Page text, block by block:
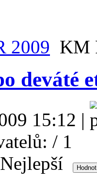
2009 KM
deváté
15:12 |
/ 1
Nejlepší